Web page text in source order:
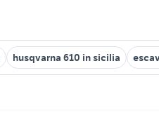
husqvarna 610 in sicilia